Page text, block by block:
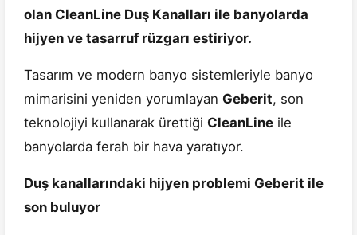
olan CleanLine Duş Kanalları ile banyolarda
hijyen ve tasarruf rüzgarı estiriyor.
Tasarım ve modern banyo sistemleriyle banyo
mimarisini yeniden yorumlayan Geberit, son
teknolojiyi kullanarak ürettiği CleanLine ile
banyolarda ferah bir hava yaratıyor.
Duş kanallarındaki hijyen problemi Geberit ile
son buluyor